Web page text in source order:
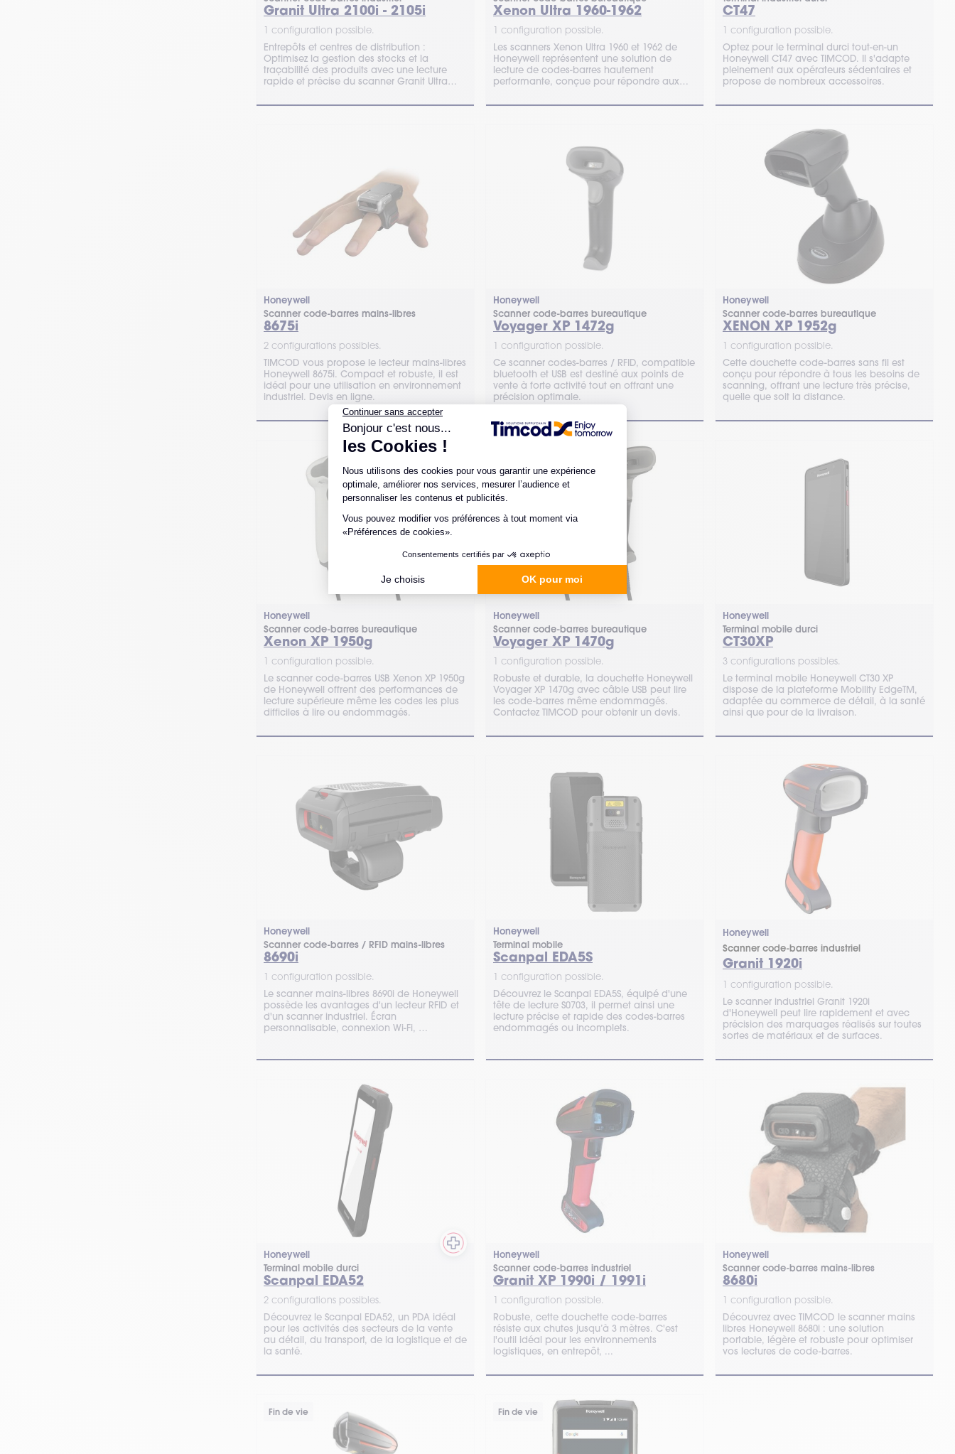
Granit Ultra 2100i - 2105i
1 configuration possible.
Entrepôts et centres de distribution :
Optimisez la gestion des stocks et la
traçabilité des produits avec une lecture
rapide et précise du scanner Granit Ultra
Xenon Ultra 1960-1962
1 configuration possible.
Les scanners Xenon Ultra 1960 et 1962 de
Honeywell représentent une solution de
lecture de codes-barres hautement
performante, conçue pour répondre aux
les plus exigeants.
CT47
1 configuration possible.
Optez pour le terminal durci tout-en-un
Honeywell CT47 avec TIMCOD. Il s'adapte
pleinement aux opérateurs sédentaires et
propose de nombreux accessoires.
Honeywell
Scanner code-barres mains-libres
8675i
2 configurations possibles.
TIMCOD vous propose le lecteur mains-libres
Honeywell 8675i. Compact et robuste, il est
idéal pour une utilisation en environnement
industriel. Devis en ligne.
Honeywell
Scanner code-barres bureautique
Voyager XP 1472g
1 configuration possible.
Ce scanner codes-barres / RFID, compatible
bluetooth et USB est destiné aux points de
vente à forte activité tout en offrant une
précision optimale.
Honeywell
Scanner code-barres bureautique
XENON XP 1952g
1 configuration possible.
Cette douchette code-barres sans fil est
conçu pour répondre à tous les besoins de
scanning, offrant une lecture très précise,
quelle que soit la distance.
Honeywell
Scanner code-barres bureautique
Xenon XP 1950g
1 configuration possible.
Le scanner code-barres USB Xenon XP 1950g
de Honeywell offrent des performances de
lecture supérieure même les codes les plus
difficiles à lire ou endommagés.
Honeywell
Scanner code-barres bureautique
Voyager XP 1470g
1 configuration possible.
Robuste et durable, la douchette Honeywell
Voyager XP 1470g avec câble USB peut lire
les code-barres même endommagés.
Contactez TIMCOD pour obtenir un devis.
Honeywell
Terminal mobile durci
CT30XP
3 configurations possibles.
Le terminal mobile Honeywell CT30 XP
dispose de la plateforme Mobility EdgeTM,
adaptée au commerce de détail, à la santé
ainsi que pour de la livraison.
Honeywell
Scanner code-barres / RFID mains-libres
8690i
1 configuration possible.
Le scanner mains-libres 8690i de Honeywell
possède les avantages d'un lecteur RFID et
d'un scanner industriel. Écran
personnalisable, connexion Wi-Fi, …
Honeywell
Terminal mobile
Scanpal EDA5S
1 configuration possible.
Découvrez le Scanpal EDA5S, équipé d'une
tête de lecture S0703, il permet ainsi une
lecture précise et rapide des codes-barres
endommagés ou incomplets.
Honeywell
Scanner code-barres industriel
Granit 1920i
1 configuration possible.
Le scanner industriel Granit 1920i
d'Honeywell peut lire rapidement et avec
précision des marquages réalisés sur toutes
sortes de matériaux et de surfaces.
Honeywell
Terminal mobile durci
Scanpal EDA52
2 configurations possibles.
Découvrez le Scanpal EDA52, un PDA idéal
pour les activités des secteurs de la vente
au détail, du transport, de la logistique et de
la santé.
Honeywell
Scanner code-barres industriel
Granit XP 1990i / 1991i
1 configuration possible.
Robuste, cette douchette code-barres
résiste aux chutes jusqu’à 3 mètres. C'est
l'outil idéal pour les environnements
logistiques, en entrepôt, ...
Honeywell
Scanner code-barres mains-libres
8680i
1 configuration possible.
Découvrez avec TIMCOD le scanner mains
libres Honeywell 8680i : une solution
portable, légère et robuste pour optimiser
vos lectures de code-barres.
Fin de vie Fin de vie